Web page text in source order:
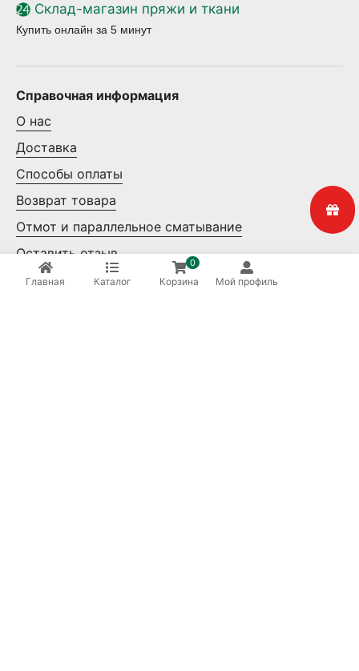
Склад-магазин пряжи и ткани
Купить онлайн за 5 минут
Справочная информация
О нас
Доставка
Способы оплаты
Возврат товара
Отмот и параллельное сматывание
Оставить отзыв
Контакты
Главная Каталог Корзина
0
Мой профиль